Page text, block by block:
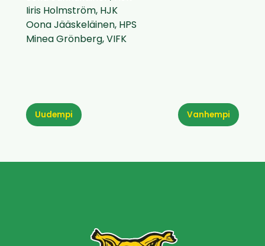
Iiris Holmström, HJK
Oona Jääskeläinen, HPS
Minea Grönberg, VIFK
Vanhempi
Uudempi